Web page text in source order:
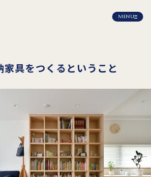
MENU
家具をつくるということ